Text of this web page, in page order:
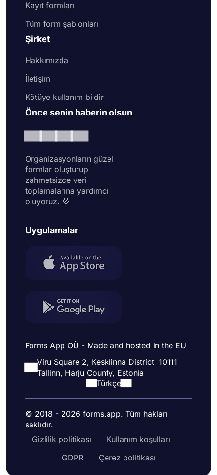
Kayıt formları
Tüm form şablonları
Şirket
Hakkımızda
İletişim
Kötüye kullanım bildir
Önce senin haberin olsun
Organizasyonların güzel
formlar oluşturup
zahmetsizce veri
toplamalarına yardımcı
oluyoruz. 💜
Uygulamalar
Forms App OÜ - Made and hosted in the EU
Viru Square 2, Kesklinna District, 10111
Tallinn, Harju County, Estonia
Türkçe
© 2018 - 2026 forms.app. Tüm hakları
saklıdır.
Gizlilik politikası
Kullanım koşulları
GDPR
Çerez politikası